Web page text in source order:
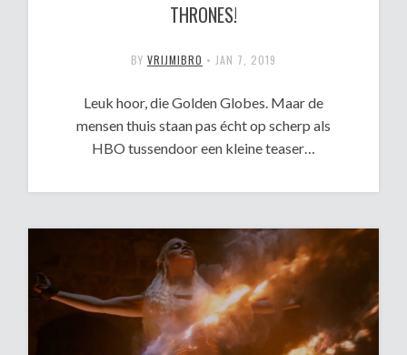
THRONES!
BY VRIJMIBRO • JAN 7, 2019
Leuk hoor, die Golden Globes. Maar de
mensen thuis staan pas écht op scherp als
HBO tussendoor een kleine teaser…